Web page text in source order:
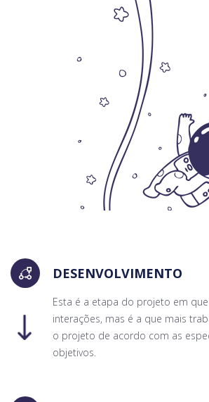
DESENVOLVIMENTO
Esta é a etapa do projeto em
interações, mas é a que mais
o projeto de acordo com as
objetivos.